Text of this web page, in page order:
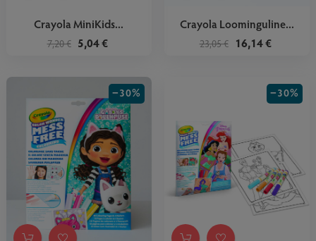
Crayola MiniKids...
7,20 € 5,04 €
Crayola Loominguline...
23,05 € 16,14 €
−30% −30%